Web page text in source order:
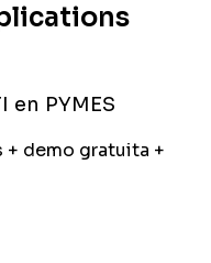
en PYMES
+ demo gratuita +